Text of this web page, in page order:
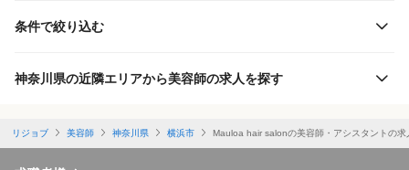
条件で絞り込む
神奈川県の近隣エリアから美容師の求人を探す
リジョブ 美容師 神奈川県 横浜市 Mauloa hair salonの美容師・アシスタントの求